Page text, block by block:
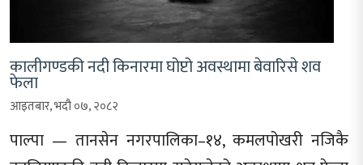
कालीगण्डकी नदी किनारमा घोप्टो अवस्थामा बेवारिसे शव
फेला
आइतबार, भदौ ०७, २०८२
पाल्पा — तानसेन नगरपालिका–१४, कमलपोखरी नजिकै